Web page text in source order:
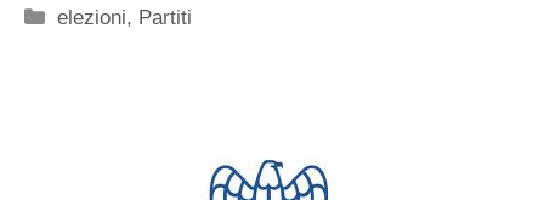
Categorie
elezioni, Partiti